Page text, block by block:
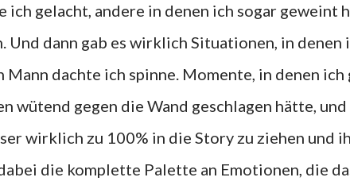
ich gelacht, andere in denen ich sogar geweint
Und dann gab es wirklich Situationen, in denen
Mann dachte ich spinne. Momente, in denen
wütend gegen die Wand geschlagen hätte,
wirklich zu 100% in die Story zu ziehen und
die komplette Palette an Emotionen, die